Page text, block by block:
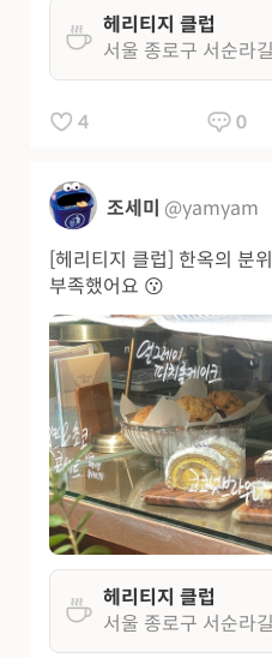
헤리티지 클럽
서울 종로구 서순라
4 0
조세미 @yamyam
[헤리티지 클럽] 한옥의 분
부족했어요 😗
헤리티지 클럽
서울 종로구 서순라